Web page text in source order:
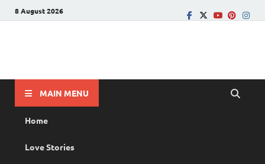
8 August 2026
MAIN MENU
Home
Love Stories